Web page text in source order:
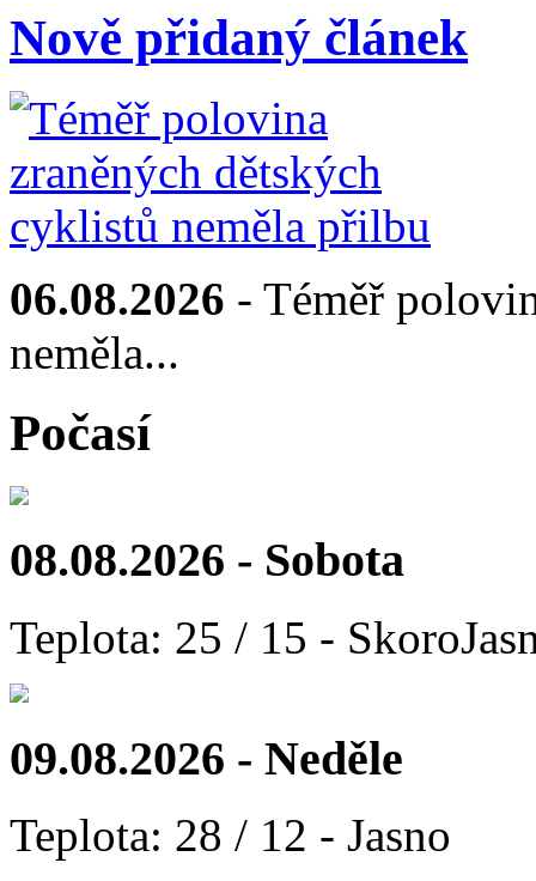
Nově přidaný článek
06.08.2026 - Téměř
neměla...
Počasí
08.08.2026 - Sobota
Teplota: 25 / 15 -
09.08.2026 - Neděle
Teplota: 28 / 12 - Jasno